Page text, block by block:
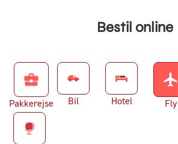
Bestil online
business_center
Pakkerejse Bil Hotel
flight
Fly